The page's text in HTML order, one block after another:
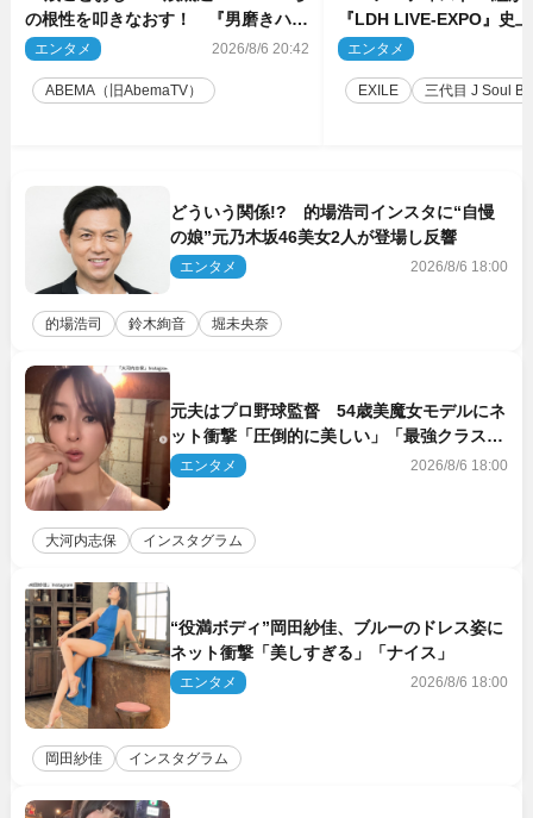
の根性を叩きなおす！ 『男磨きハウ
ス』第2弾コーチ陣発表
エンタメ 2026/8/6 20:42
ABEMA（旧AbemaTV）
『LDH LIVE‐EXPO』史
技場で開催決定
エンタメ
EXILE 三代目 J Soul
どういう関係!? 的場浩司インスタに“自慢
の娘”元乃木坂46美女2人が登場し反響
エンタメ 2026/8/6 18:00
的場浩司 鈴木絢音 堀未央奈
元夫はプロ野球監督 54歳美魔女モデルにネ
ット衝撃「圧倒的に美しい」「最強クラス」
「うっとり」
エンタメ 2026/8/6 18:00
大河内志保 インスタグラム
“役満ボディ”岡田紗佳、ブルーのドレス姿に
ネット衝撃「美しすぎる」「ナイス」
エンタメ 2026/8/6 18:00
岡田紗佳 インスタグラム